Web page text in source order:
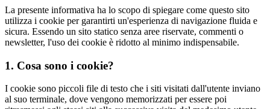
La presente informativa ha lo scopo di spiegare come questo sito
utilizza i cookie per garantirti un'esperienza di navigazione fluida e
sicura. Essendo un sito statico senza aree riservate, commenti o
newsletter, l'uso dei cookie è ridotto al minimo indispensabile.
1. Cosa sono i cookie?
I cookie sono piccoli file di testo che i siti visitati dall'utente inviano
al suo terminale, dove vengono memorizzati per essere poi